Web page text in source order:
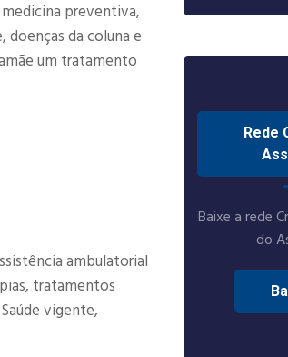
medicina preventiva,
doenças da coluna e
um tratamento
ambulatorial
tratamentos
vigente,
Rede
Baixe a rede
do